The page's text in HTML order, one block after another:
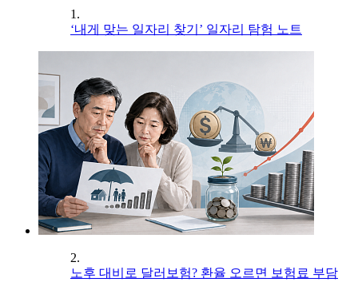
1.
‘내게 맞는 일자리 찾기’ 일자리 탐험 노트
2.
노후 대비로 달러보험? 환율 오르면 보험료 부담